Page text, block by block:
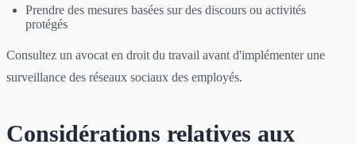
Prendre des mesures basées sur des discours ou activités
protégés
Consultez un avocat en droit du travail avant d'implémenter une
surveillance des réseaux sociaux des employés.
Considérations relatives aux